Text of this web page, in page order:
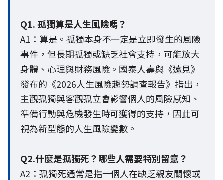
Q1. 孤獨算是人生風險嗎？
A1：算是。孤獨本身不一定是立即發生的風險
事件，但長期孤獨或缺乏社會支持，可能放大
身體、心理與財務風險。國泰人壽與《遠見》
發布的《2026人生風險趨勢調查報告》指出，
主觀孤獨與客觀孤立會影響個人的風險感知、
準備行動與危機發生時可獲得的支持，因此可
視為新型態的人生風險變數。
Q2.什麼是孤獨死？哪些人需要特別留意？
A2：孤獨死通常是指一個人在缺乏親友關懷或